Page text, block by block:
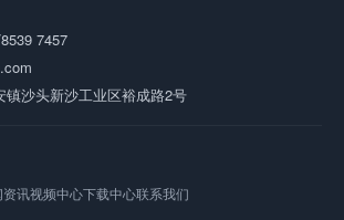
7457
镇沙头新沙工业区裕成路2号
资讯视频中心下载中心联系我们